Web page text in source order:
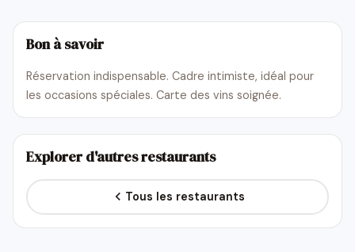
Bon à savoir
Réservation indispensable. Cadre intimiste, idéal pour
les occasions spéciales. Carte des vins soignée.
Explorer d'autres restaurants
Tous les restaurants